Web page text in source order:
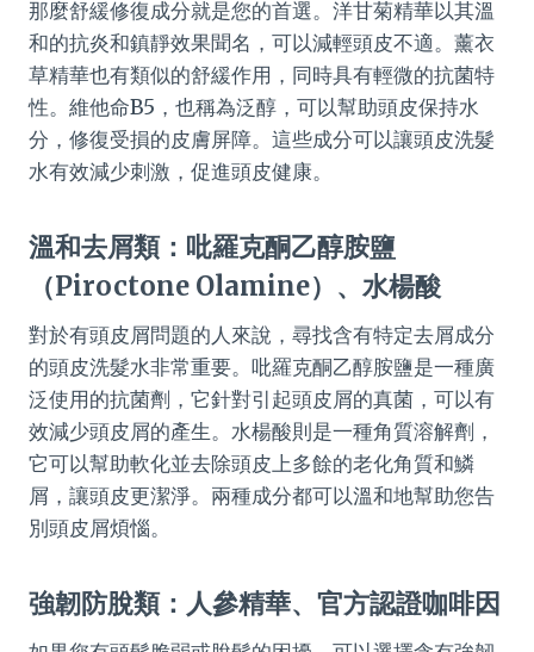
那麼舒緩修復成分就是您的首選。洋甘菊精華以其溫
和的抗炎和鎮靜效果聞名，可以減輕頭皮不適。薰衣
草精華也有類似的舒緩作用，同時具有輕微的抗菌特
性。維他命B5，也稱為泛醇，可以幫助頭皮保持水
分，修復受損的皮膚屏障。這些成分可以讓頭皮洗髮
水有效減少刺激，促進頭皮健康。
溫和去屑類：吡羅克酮乙醇胺鹽
（Piroctone Olamine）、水楊酸
對於有頭皮屑問題的人來說，尋找含有特定去屑成分
的頭皮洗髮水非常重要。吡羅克酮乙醇胺鹽是一種廣
泛使用的抗菌劑，它針對引起頭皮屑的真菌，可以有
效減少頭皮屑的產生。水楊酸則是一種角質溶解劑，
它可以幫助軟化並去除頭皮上多餘的老化角質和鱗
屑，讓頭皮更潔淨。兩種成分都可以溫和地幫助您告
別頭皮屑煩惱。
強韌防脫類：人參精華、官方認證咖啡因